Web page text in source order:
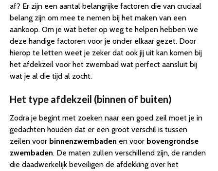
af? Er zijn een aantal belangrijke factoren die van cruciaal
belang zijn om mee te nemen bij het maken van een
aankoop. Om je wat beter op weg te helpen hebben we
deze handige factoren voor je onder elkaar gezet. Door
hierop te letten weet je zeker dat ook jij uit kan komen bij
het afdekzeil voor het zwembad wat perfect aansluit bij
wat je al die tijd al zocht.
Het type afdekzeil (binnen of buiten)
Zodra je begint met zoeken naar een goed zeil moet je in
gedachten houden dat er een groot verschil is tussen
zeilen voor binnenzwembaden en voor bovengrondse
zwembaden. De maten zullen verschillend zijn, de randen
die daadwerkelijk beveiligen de afdekking over het